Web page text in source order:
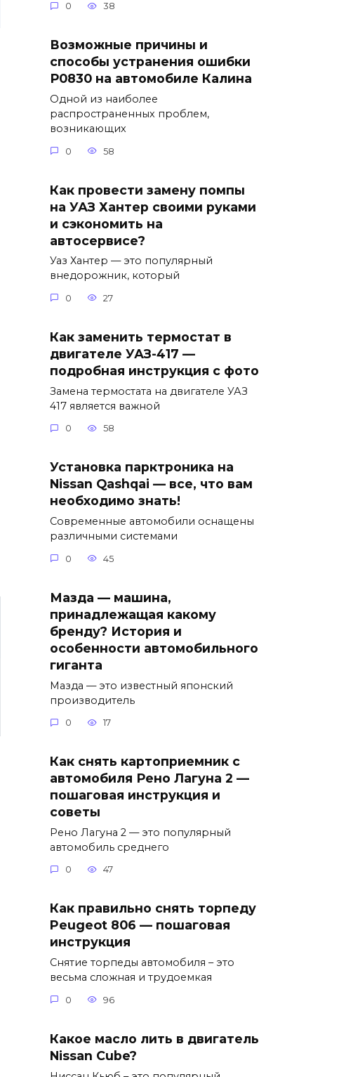
0 38
Возможные причины и
способы устранения ошибки
Р0830 на автомобиле Калина
Одной из наиболее
распространенных проблем,
возникающих
0 58
Как провести замену помпы
на УАЗ Хантер своими руками
и сэкономить на
автосервисе?
Уаз Хантер — это популярный
внедорожник, который
0 27
Как заменить термостат в
двигателе УАЗ-417 —
подробная инструкция с фото
Замена термостата на двигателе УАЗ
417 является важной
0 58
Установка парктроника на
Nissan Qashqai — все, что вам
необходимо знать!
Современные автомобили оснащены
различными системами
0 45
Мазда — машина,
принадлежащая какому
бренду? История и
особенности автомобильного
гиганта
Мазда — это известный японский
производитель
0 17
Как снять картоприемник с
автомобиля Рено Лагуна 2 —
пошаговая инструкция и
советы
Рено Лагуна 2 — это популярный
автомобиль среднего
0 47
Как правильно снять торпеду
Peugeot 806 — пошаговая
инструкция
Снятие торпеды автомобиля – это
весьма сложная и трудоемкая
0 96
Какое масло лить в двигатель
Nissan Cube?